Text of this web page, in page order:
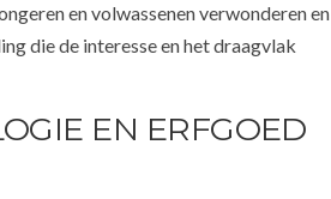
en volwassenen verwonderen en
die de interesse en het draagvlak
EN ERFGOED